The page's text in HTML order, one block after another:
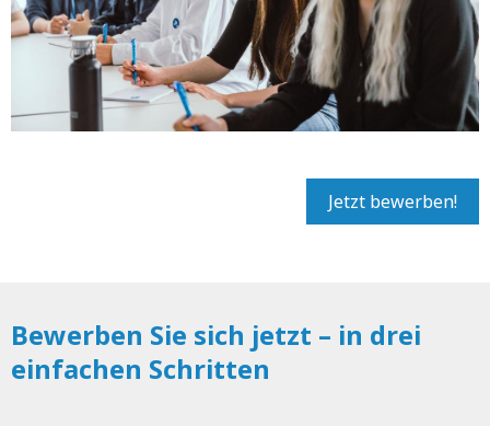
Jetzt bewerben!
Bewerben Sie sich jetzt – in drei
einfachen Schritten